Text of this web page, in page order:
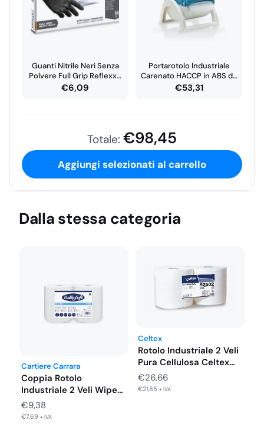
Modalità d’uso
Strappare la quantità necessaria e utilizzare per
pulizia/asciugatura secondo le procedure operative.
del tipo di sporco e della quantità di liquido da
rimuovere.
le prestazioni del prodotto.
Formato disponibile: collo da1 rotolo(2000 strappi – 600
Guanti Nitrile Neri Senza
Polvere Full Grip Reflexx…
€6,09
Portarotolo Industriale
Carenato HACCP in ABS da
Terra…
€53,31
Totale: €98,45
Aggiungi selezionati al carrello
Dalla stessa categoria
Cartiere Carrara
Coppia Rotolo
Industriale 2 Veli Wiper
Roll 786…
€9,38
€7,69 + IVA
Celtex
Rotolo Industriale 2 Veli
Pura Cellulosa Celtex
800…
€26,66
€21,85 + IVA